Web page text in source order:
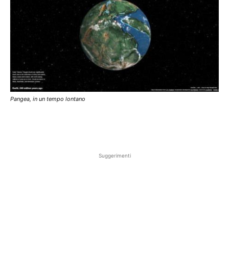
Pangea, in un tempo lontano
Suggerimenti